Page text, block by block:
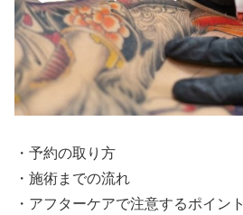
・予約の取り方
・施術までの流れ
・アフターケアで注意するポイント